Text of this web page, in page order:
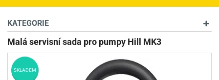
OPTIKA
STŘELIVO
PŘÍSLUŠENSTVÍ
KATEGORIE
Malá servisní sada pro pumpy Hill MK3
SKLADEM